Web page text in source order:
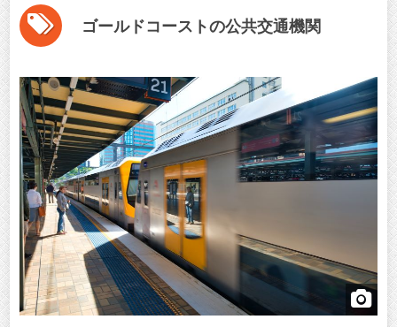
ゴールドコーストの公共交通機関